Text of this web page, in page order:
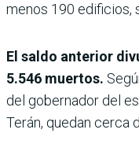
menos 190 edificios,
El saldo anterior
5.546 muertos.
del gobernador del
Terán, quedan cerca